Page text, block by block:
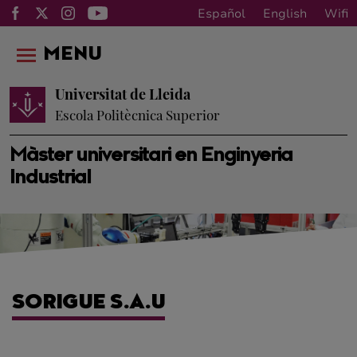
Español English Wifi
Màster universitari en Enginyeria
Industrial
Universitat de Lleida
Escola Politècnica Superior
MENU
SORIGUE S.A.U